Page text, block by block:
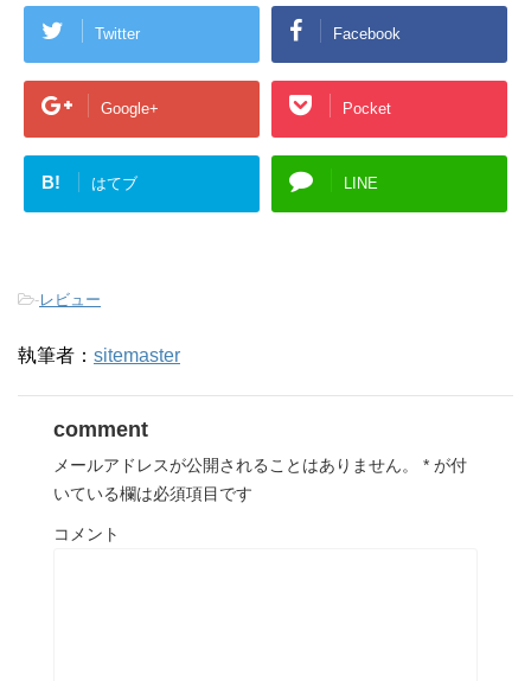
Twitter Facebook
Google+ Pocket
B! はてブ LINE
-レビュー
執筆者： sitemaster
comment
メールアドレスが公開されることはありません。 * が付
いている欄は必須項目です
コメント